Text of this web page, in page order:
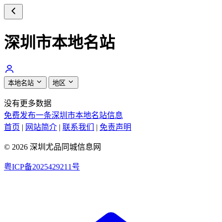
深圳市本地名站
本地名站 地区
没有更多数据
免费发布一条深圳市本地名站信息
首页 | 网站简介 | 联系我们 | 免责声明
© 2026 深圳尤品同城信息网
粤ICP备2025429211号